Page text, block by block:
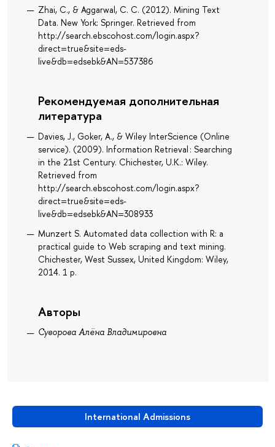
International Admissions
Zhai, C., & Aggarwal, C. C. (2012). Mining Text
Data. New York: Springer. Retrieved from
http://search.ebscohost.com/login.aspx?
direct=true&site=eds-
live&db=edsebk&AN=537386
Рекомендуемая дополнительная
литература
Davies, J., Goker, A., & Wiley InterScience (Online
service). (2009). Information Retrieval : Searching
in the 21st Century. Chichester, U.K.: Wiley.
Retrieved from
http://search.ebscohost.com/login.aspx?
direct=true&site=eds-
live&db=edsebk&AN=308933
Munzert S. Automated data collection with R: a
practical guide to Web scraping and text mining.
Chichester, West Sussex, United Kingdom: Wiley,
2014. 1 p.
Авторы
Суворова Алёна Владимировна